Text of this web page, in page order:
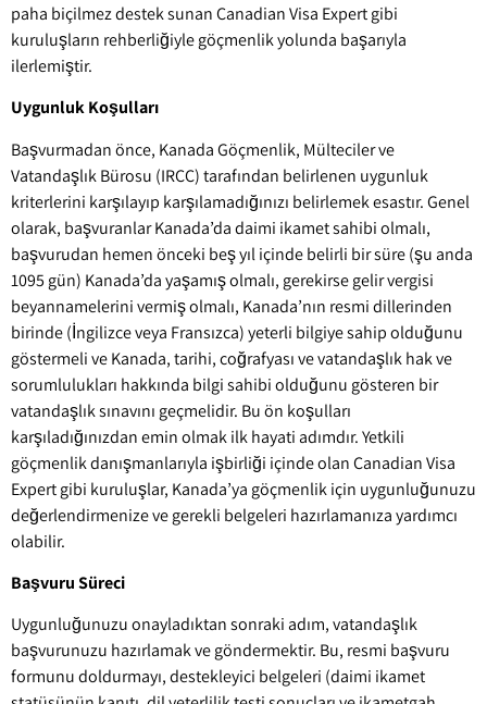
paha biçilmez destek sunan Canadian Visa Expert gibi
kuruluşların rehberliğiyle göçmenlik yolunda başarıyla
ilerlemiştir.
Uygunluk Koşulları
Başvurmadan önce, Kanada Göçmenlik, Mülteciler ve
Vatandaşlık Bürosu (IRCC) tarafından belirlenen uygunluk
kriterlerini karşılayıp karşılamadığınızı belirlemek esastır. Genel
olarak, başvuranlar Kanada’da daimi ikamet sahibi olmalı,
başvurudan hemen önceki beş yıl içinde belirli bir süre (şu anda
1095 gün) Kanada’da yaşamış olmalı, gerekirse gelir vergisi
beyannamelerini vermiş olmalı, Kanada’nın resmi dillerinden
birinde (İngilizce veya Fransızca) yeterli bilgiye sahip olduğunu
göstermeli ve Kanada, tarihi, coğrafyası ve vatandaşlık hak ve
sorumlulukları hakkında bilgi sahibi olduğunu gösteren bir
vatandaşlık sınavını geçmelidir. Bu ön koşulları
karşıladığınızdan emin olmak ilk hayati adımdır. Yetkili
göçmenlik danışmanlarıyla işbirliği içinde olan Canadian Visa
Expert gibi kuruluşlar, Kanada’ya göçmenlik için uygunluğunuzu
değerlendirmenize ve gerekli belgeleri hazırlamanıza yardımcı
olabilir.
Başvuru Süreci
Uygunluğunuzu onayladıktan sonraki adım, vatandaşlık
başvurunuzu hazırlamak ve göndermektir. Bu, resmi başvuru
formunu doldurmayı, destekleyici belgeleri (daimi ikamet